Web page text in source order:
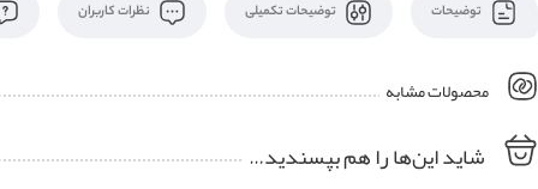
توضیحات توضیحات تکمیلی نظرات کاربران
محصولات مشابه
شاید این‌ها را هم بپسندید…